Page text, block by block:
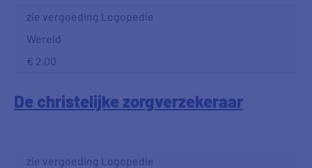
zie vergoeding Logopedie
Wereld
€ 2,00
De christelijke zorgverzekeraar
zie vergoeding Logopedie